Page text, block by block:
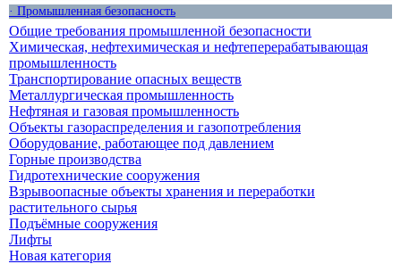
· Промышленная безопасность
Общие требования промышленной безопасности
Химическая, нефтехимическая и нефтеперерабатывающая
промышленность
Транспортирование опасных веществ
Металлургическая промышленность
Нефтяная и газовая промышленность
Объекты газораспределения и газопотребления
Оборудование, работающее под давлением
Горные производства
Гидротехнические сооружения
Взрывоопасные объекты хранения и переработки
растительного сырья
Подъёмные сооружения
Лифты
Новая категория